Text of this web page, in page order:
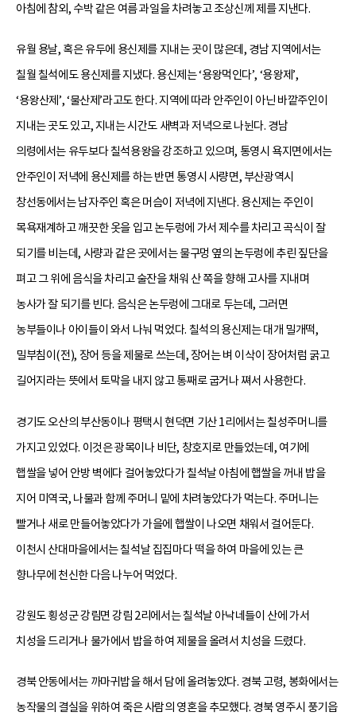
아침에 참외, 수박 같은 여름 과일을 차려놓고 조상신께 제를 지낸다.
유월 용날, 혹은 유두에 용신제를 지내는 곳이 많은데, 경남 지역에서는
칠월 칠석에도 용신제를 지냈다. 용신제는 ‘용왕먹인다’, ‘용왕제’,
‘용왕산제’, ‘물산제’라고도 한다. 지역에 따라 안주인이 아닌 바깥주인이
지내는 곳도 있고, 지내는 시간도 새벽과 저녁으로 나뉜다. 경남
의령에서는 유두보다 칠석용왕을 강조하고 있으며, 통영시 욕지면에서는
안주인이 저녁에 용신제를 하는 반면 통영시 사량면, 부산광역시
창선동에서는 남자주인 혹은 머슴이 저녁에 지낸다. 용신제는 주인이
목욕재계하고 깨끗한 옷을 입고 논두렁에 가서 제수를 차리고 곡식이 잘
되기를 비는데, 사량과 같은 곳에서는 물구멍 옆의 논두렁에 추린 짚단을
펴고 그 위에 음식을 차리고 술잔을 채워 산 쪽을 향해 고사를 지내며
농사가 잘 되기를 빈다. 음식은 논두렁에 그대로 두는데, 그러면
농부들이나 아이들이 와서 나눠 먹었다. 칠석의 용신제는 대개 밀개떡,
밀부침이(전), 장어 등을 제물로 쓰는데, 장어는 벼 이삭이 장어처럼 굵고
길어지라는 뜻에서 토막을 내지 않고 통째로 굽거나 쪄서 사용한다.
경기도 오산의 부산동이나 평택시 현덕면 기산 1리에서는 칠성주머니를
가지고 있었다. 이것은 광목이나 비단, 창호지로 만들었는데, 여기에
햅쌀을 넣어 안방 벽에다 걸어놓았다가 칠석날 아침에 햅쌀을 꺼내 밥을
지어 미역국, 나물과 함께 주머니 밑에 차려놓았다가 먹는다. 주머니는
빨거나 새로 만들어놓았다가 가을에 햅쌀이 나오면 채워서 걸어둔다.
이천시 산대마을에서는 칠석날 집집마다 떡을 하여 마을에 있는 큰
향나무에 천신한 다음 나누어 먹었다.
강원도 횡성군 강림면 강림 2리에서는 칠석날 아낙네들이 산에 가서
치성을 드리거나 물가에서 밥을 하여 제물을 올려서 치성을 드렸다.
경북 안동에서는 까마귀밥을 해서 담에 올려놓았다. 경북 고령, 봉화에서는
농작물의 결실을 위하여 죽은 사람의 영혼을 추모했다. 경북 영주시 풍기읍